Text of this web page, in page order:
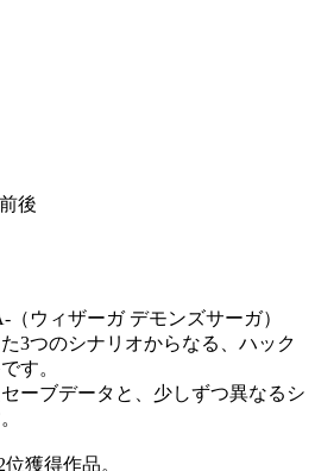
後
（ウィザーガ デモンズサーガ）
3つのシナリオからなる、ハック
す。
ーブデータと、少しずつ異なるシ
獲得作品。